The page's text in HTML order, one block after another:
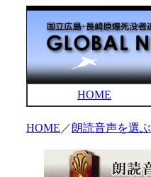
HOME
HOME ／朗読音声を選ぶ